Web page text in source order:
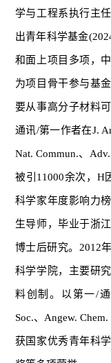
学与工程系执行主
出青年科学基金
和面上项目多项，
为项目骨干参与基
要从事高分子材料
通讯/第一作者在J.
Nat. Commun.、
被引11000余次，H
科学家年度影响力
生导师，毕业于浙
博士后研究。2012
科学学院，主要研
料创制。以第一/通
Soc.、Angew.
获国家优秀青年科